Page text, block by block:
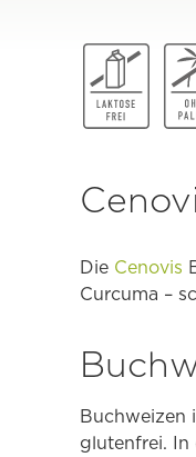
Die Cenovis
Curcuma –
Buchweizen
glutenfrei. In